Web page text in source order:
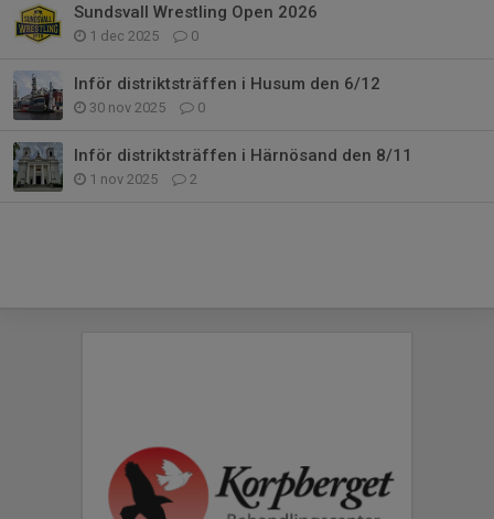
Sundsvall Wrestling Open 2026
1 dec 2025 0
Inför distriktsträffen i Husum den 6/12
30 nov 2025 0
Inför distriktsträffen i Härnösand den 8/11
1 nov 2025 2